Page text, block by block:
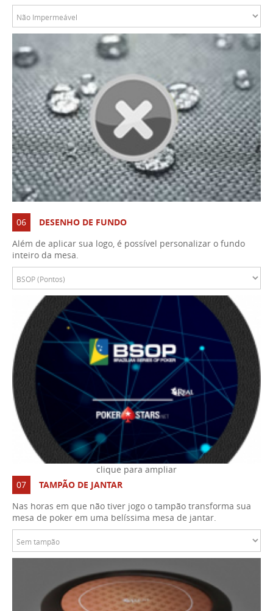
06
DESENHO DE FUNDO
Além de aplicar sua logo, é possível personalizar o fundo
inteiro da mesa.
07
TAMPÃO DE JANTAR
Nas horas em que não tiver jogo o tampão transforma sua
mesa de poker em uma belíssima mesa de jantar.